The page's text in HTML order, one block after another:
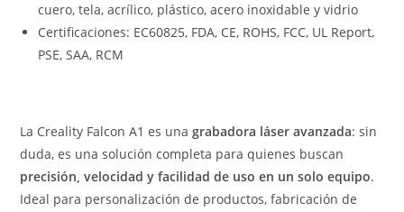
cuero, tela, acrílico, plástico, acero inoxidable y vidrio
Certificaciones: EC60825, FDA, CE, ROHS, FCC, UL Report,
PSE, SAA, RCM
La Creality Falcon A1 es unagrabadora láser avanzada: sin
duda, es una solución completa para quienes buscan
precisión, velocidad y facilidad de uso en un solo equipo.
Ideal para personalización de productos, fabricación de